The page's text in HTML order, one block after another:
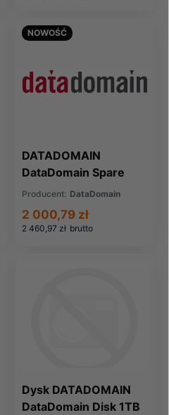
DATADOMAIN
DataDomain Spare
Memory Board (X-
Producent: DataDomain
2 460,97 zł brutto
2 000,79 zł
NOWOŚĆ
Dysk DATADOMAIN
DataDomain Disk 1TB